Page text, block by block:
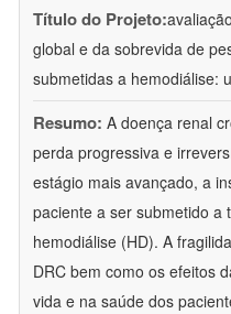
Título do Projeto:
global e da sobrevida de
submetidas a hemodiálise:
Resumo: A doença renal
perda progressiva e
estágio mais avançado, a
paciente a ser submetido a
hemodiálise (HD). A
DRC bem como os efeitos
vida e na saúde dos